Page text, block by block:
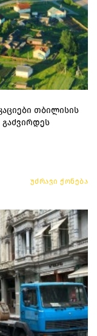
თბილისის
გაძვირდეს
უძრავი ქონება